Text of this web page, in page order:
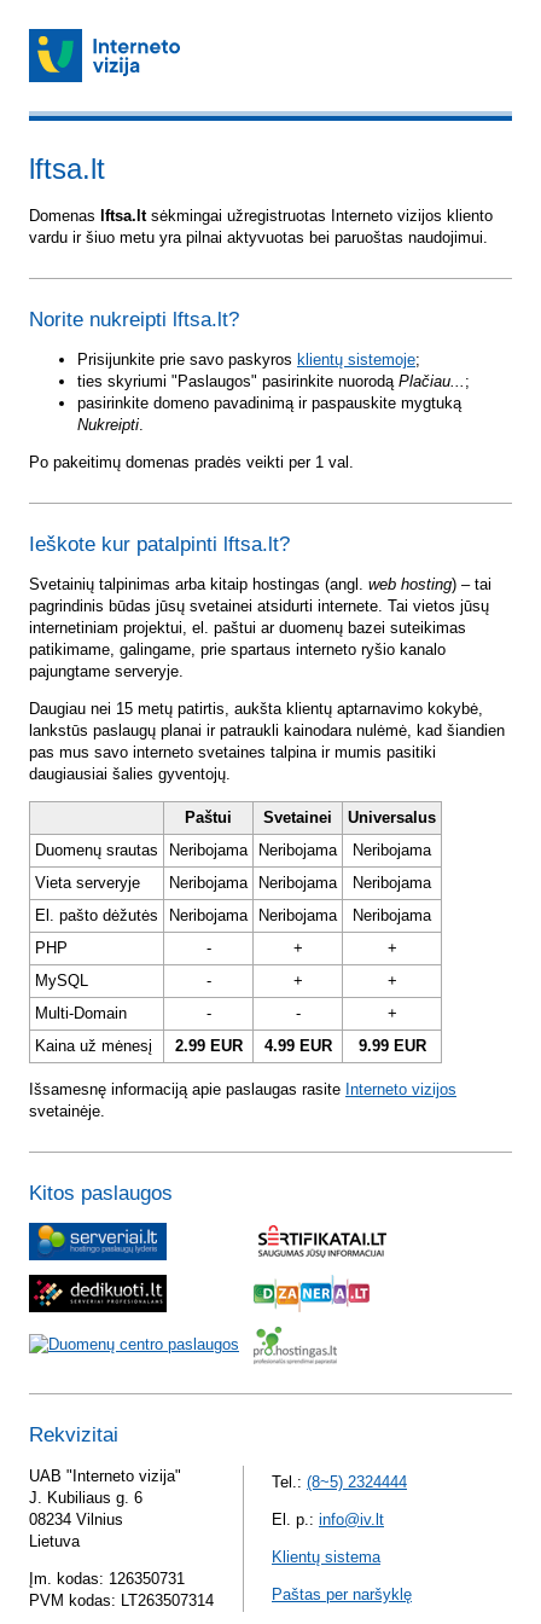
lftsa.lt
Domenas lftsa.ltsėkmingai užregistruotas Interneto vizijos kliento
vardu ir šiuo metu yra pilnai aktyvuotas bei paruoštas naudojimui.
Norite nukreipti lftsa.lt?
Prisijunkite prie savo paskyros klientų sistemoje;
ties skyriumi "Paslaugos" pasirinkite nuorodą Plačiau... ;
pasirinkite domeno pavadinimą ir paspauskite mygtuką
Nukreipti.
Po pakeitimų domenas pradės veikti per 1 val.
Ieškote kur patalpinti lftsa.lt?
Svetainių talpinimas arba kitaip hostingas (angl. web hosting) – tai
pagrindinis būdas jūsų svetainei atsidurti internete. Tai vietos jūsų
internetiniam projektui, el. paštui ar duomenų bazei suteikimas
patikimame, galingame, prie spartaus interneto ryšio kanalo
pajungtame serveryje.
Daugiau nei 15 metų patirtis, aukšta klientų aptarnavimo kokybė,
lankstūs paslaugų planai ir patraukli kainodara nulėmė, kad šiandien
pas mus savo interneto svetaines talpina ir mumis pasitiki
daugiausiai šalies gyventojų.
Paštui Svetainei
Universalus
Duomenų srautas
Neribojama Neribojama
Neribojama
Vieta serveryje
Neribojama Neribojama
Neribojama
El. pašto dėžutės
Neribojama Neribojama
Neribojama
PHP
- +
+
MySQL
- +
+
Multi-Domain
- -
+
Kaina už mėnesį
2.99 EUR 4.99 EUR 9.99 EUR
Išsamesnę informaciją apie paslaugas rasite Interneto vizijos
svetainėje.
Kitos paslaugos
Rekvizitai
UAB "Interneto vizija"
J. Kubiliaus g. 6
08234 Vilnius
Lietuva
Įm. kodas: 126350731
PVM kodas: LT263507314
Tel.: (8~5) 2324444
El. p.: info@iv.lt
Klientų sistema
Paštas per naršyklę